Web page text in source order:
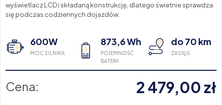
wyświetlacz LCD i składaną konstrukcję, dlatego świetnie sprawdza
się podczas codziennych dojazdów.
600W
MOC SILNIKA
873,6 Wh
POJEMNOŚĆ
BATERII
do 70 km
ZASIĘG
Cena: 2 479,00 zł